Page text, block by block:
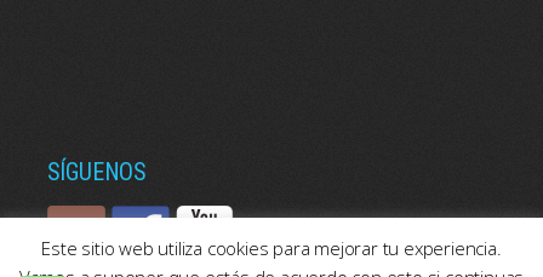
SÍGUENOS
Este sitio web utiliza cookies para mejorar tu experiencia.